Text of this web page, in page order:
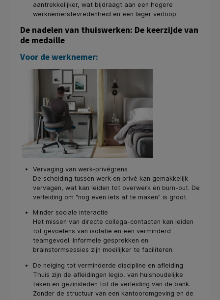
aantrekkelijker, wat bijdraagt aan een hogere
werknemerstevredenheid en een lager verloop.
De nadelen van thuiswerken: De keerzijde van
de medaille
Voor de werknemer:
Vervaging van werk-privégrens
De scheiding tussen werk en privé kan gemakkelijk
vervagen, wat kan leiden tot overwerk en burn-out. De
verleiding om "nog even iets af te maken" is groot.
Minder sociale interactie
Het missen van directe collega-contacten kan leiden
tot gevoelens van isolatie en een verminderd
teamgevoel. Informele gesprekken en
brainstormsessies zijn moeilijker te faciliteren.
De neiging tot verminderde discipline en afleiding
Thuis zijn de afleidingen legio, van huishoudelijke
taken en gezinsleden tot de verleiding van de bank.
Zonder de structuur van een kantooromgeving en de